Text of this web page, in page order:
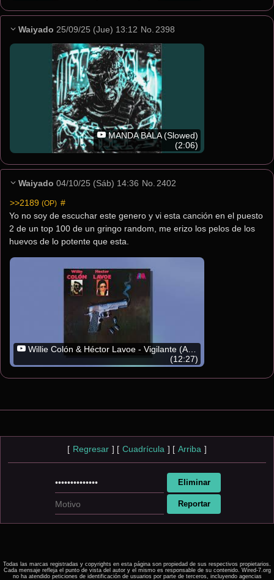
Waiyado 25/09/25 (Jue) 13:12 No. 2398
MANDA BALA (Slowed)
(2:06)
Waiyado 04/10/25 (Sáb) 14:36 No. 2402
>>2189 (OP) #
Yo no soy de escuchar este genero y vi esta canción en el puesto
2 de un top 100 de un gringo random, me erizo los pelos de los
huevos de lo potente que esta.
Willie Colón & Héctor Lavoe - Vigilante (Audio Oficial)
(12:27)
[ Regresar ] [ Cuadrícula ] [ Arriba ]
Todas las marcas registradas y copyrights en esta página son propiedad de sus respectivos propietarios.
Cada mensaje refleja el punto de vista del autor y el mismo es responsable de su contenido. Wired-7.org
no ha atendido peticiones de identificación de usuarios por parte de terceros, incluyendo agencias